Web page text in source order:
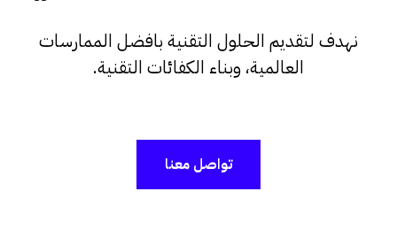
نهدف لتقديم الحلول التقنية بافضل الممارسات
العالمية، وبناء الكفائات التقنية.
تواصل معنا